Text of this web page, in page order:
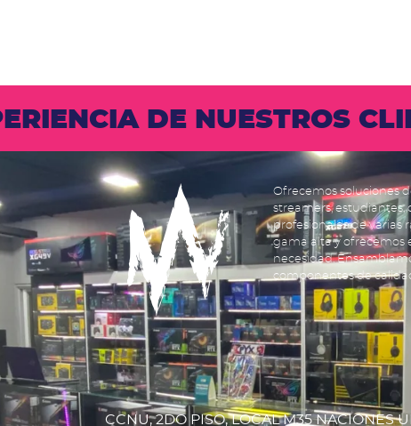
DE NUESTROS
Ofrecemos soluciones
streamers, estudiantes,
profesionales de varias
gama alta y ofrecemos
necesidad.
componentes de
CCNU, 2DO PISO, LOCAL M35 NACIONES